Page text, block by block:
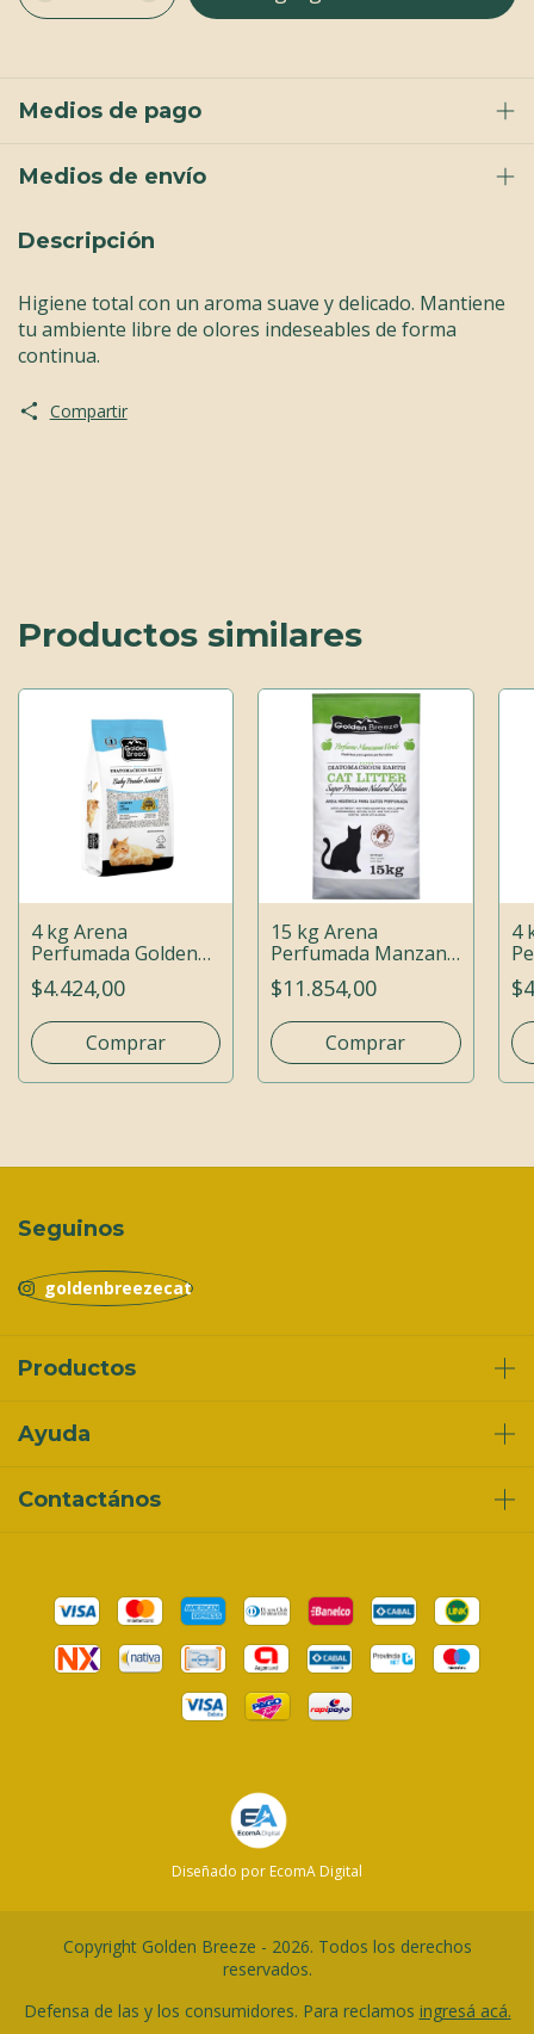
Medios de pago
Medios de envío
Descripción
Higiene total con un aroma suave y delicado. Mantiene
tu ambiente libre de olores indeseables de forma
continua.
Compartir
Productos similares
4 kg Arena
Perfumada Golden
Breeze Talco De
Bebe
$4.424,00
15 kg Arena
Perfumada Manzana
Golden Breeze
Manzana
$11.854,00
4
Seguinos
Productos
Ayuda
Contactános
Diseñado por EcomA Digital
Copyright Golden Breeze - 2026. Todos los derechos
reservados.
Defensa de las y los consumidores. Para reclamos ingresá acá.